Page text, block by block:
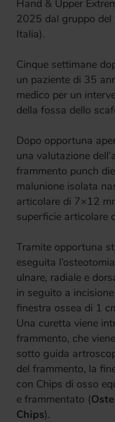
Hand & Upper
2025 dal gruppo del
Italia).
Cinque settimane
un paziente di 35
medico per un
della fossa dello
Dopo opportuna
una valutazione
frammento punch
malunione isolata
articolare di 7×12
superficie articolare
Tramite opportuna
eseguita
ulnare, radiale e
in seguito a
finestra ossea di 1
Una curetta viene
frammento, che
sotto guida
del frammento, la
con Chips di osso
e frammentato (
Chips).